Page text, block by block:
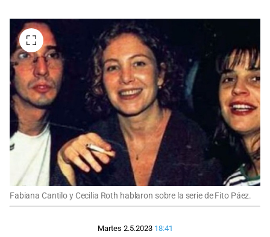
Fabiana Cantilo y Cecilia Roth hablaron sobre la serie de Fito Páez.
Martes 2.5.2023 18:41